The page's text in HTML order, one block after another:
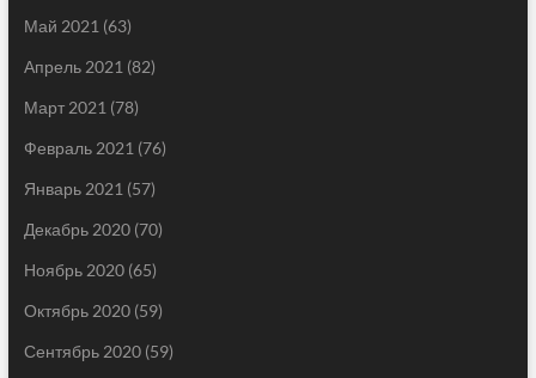
Май 2021 (63)
Апрель 2021 (82)
Март 2021 (78)
Февраль 2021 (76)
Январь 2021 (57)
Декабрь 2020(70)
Ноябрь 2020(65)
Октябрь 2020(59)
Сентябрь 2020(59)